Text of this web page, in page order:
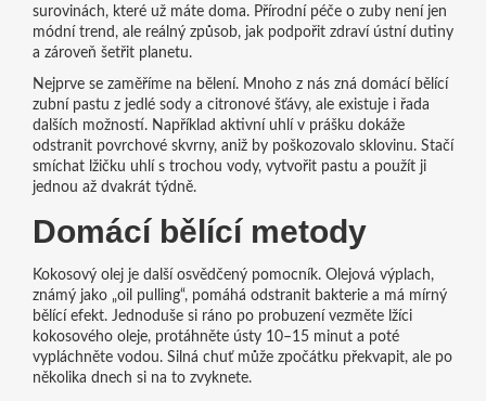
surovinách, které už máte doma. Přírodní péče o zuby není jen
módní trend, ale reálný způsob, jak podpořit zdraví ústní dutiny
a zároveň šetřit planetu.
Nejprve se zaměříme na bělení. Mnoho z nás zná domácí bělící
zubní pastu z jedlé sody a citronové šťávy, ale existuje i řada
dalších možností. Například aktivní uhlí v prášku dokáže
odstranit povrchové skvrny, aniž by poškozovalo sklovinu. Stačí
smíchat lžičku uhlí s trochou vody, vytvořit pastu a použít ji
jednou až dvakrát týdně.
Domácí bělící metody
Kokosový olej je další osvědčený pomocník. Olejová výplach,
známý jako „oil pulling“, pomáhá odstranit bakterie a má mírný
bělící efekt. Jednoduše si ráno po probuzení vezměte lžíci
kokosového oleje, protáhněte ústy 10–15 minut a poté
vypláchněte vodou. Silná chuť může zpočátku překvapit, ale po
několika dnech si na to zvyknete.